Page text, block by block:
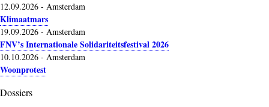
12.09.2026 - Amsterdam
Klimaatmars
19.09.2026 - Amsterdam
FNV’s Internationale Solidariteitsfestival 2026
10.10.2026 - Amsterdam
Woonprotest
Dossiers